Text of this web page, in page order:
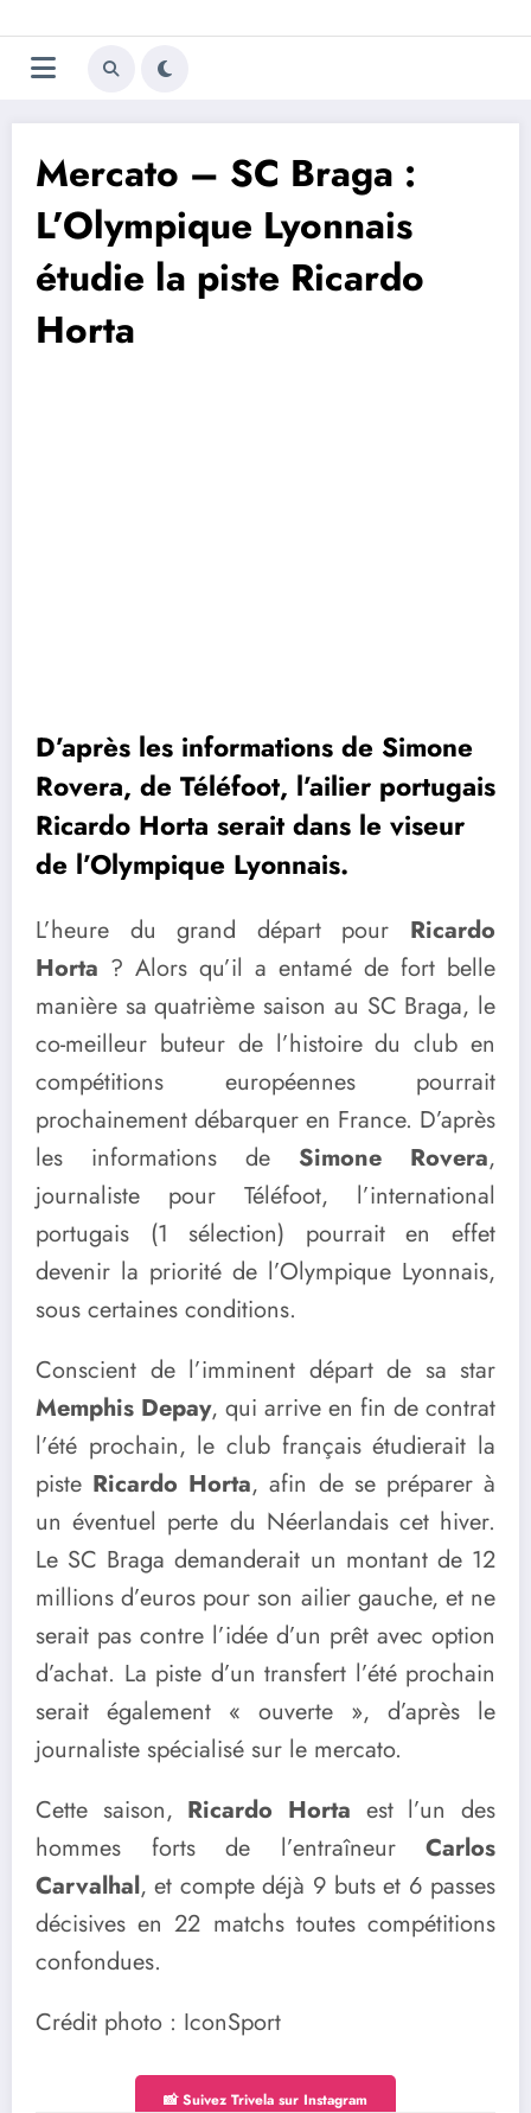
au
contenu
Trivela
L'actualité du football
Mercato – SC Braga :
L’Olympique Lyonnais
étudie la piste Ricardo
Horta
D’après les informations de Simone
Rovera, de Téléfoot, l’ailier portugais
Ricardo Horta serait dans le viseur
de l’Olympique Lyonnais.
L’heure du grand départ pour Ricardo
Horta ? Alors qu’il a entamé de fort belle
manière sa quatrième saison au SC Braga, le
co-meilleur buteur de l’histoire du club en
compétitions européennes pourrait
prochainement débarquer en France. D’après
les informations de Simone Rovera,
journaliste pour Téléfoot, l’international
portugais (1 sélection) pourrait en effet
devenir la priorité de l’Olympique Lyonnais,
sous certaines conditions.
Conscient de l’imminent départ de sa star
Memphis Depay, qui arrive en fin de contrat
l’été prochain, le club français étudierait la
piste Ricardo Horta, afin de se préparer à
un éventuel perte du Néerlandais cet hiver.
Le SC Braga demanderait un montant de 12
millions d’euros pour son ailier gauche, et ne
serait pas contre l’idée d’un prêt avec option
d’achat. La piste d’un transfert l’été prochain
serait également « ouverte », d’après le
journaliste spécialisé sur le mercato.
Cette saison, Ricardo Horta est l’un des
hommes forts de l’entraîneur Carlos
Carvalhal, et compte déjà 9 buts et 6 passes
décisives en 22 matchs toutes compétitions
confondues.
Crédit photo : IconSport
📸 Suivez Trivela sur Instagram